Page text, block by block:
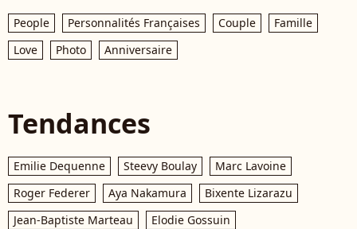
People Personnalités Françaises Couple
Famille
Love
Photo Anniversaire
Tendances
Emilie Dequenne Steevy Boulay
Marc Lavoine
Roger Federer
Aya Nakamura
Bixente Lizarazu
Jean-Baptiste Marteau
Elodie Gossuin